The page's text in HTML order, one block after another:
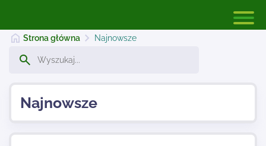
Dodaj stronę
Strona główna Najnowsze
Najnowsze